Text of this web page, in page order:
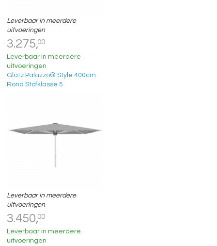
Leverbaar in meerdere
uitvoeringen
3.275,00
Leverbaar in meerdere
uitvoeringen
Glatz Palazzo® Style 400cm
Rond Stofklasse 5
Leverbaar in meerdere
uitvoeringen
3.450,00
Leverbaar in meerdere
uitvoeringen